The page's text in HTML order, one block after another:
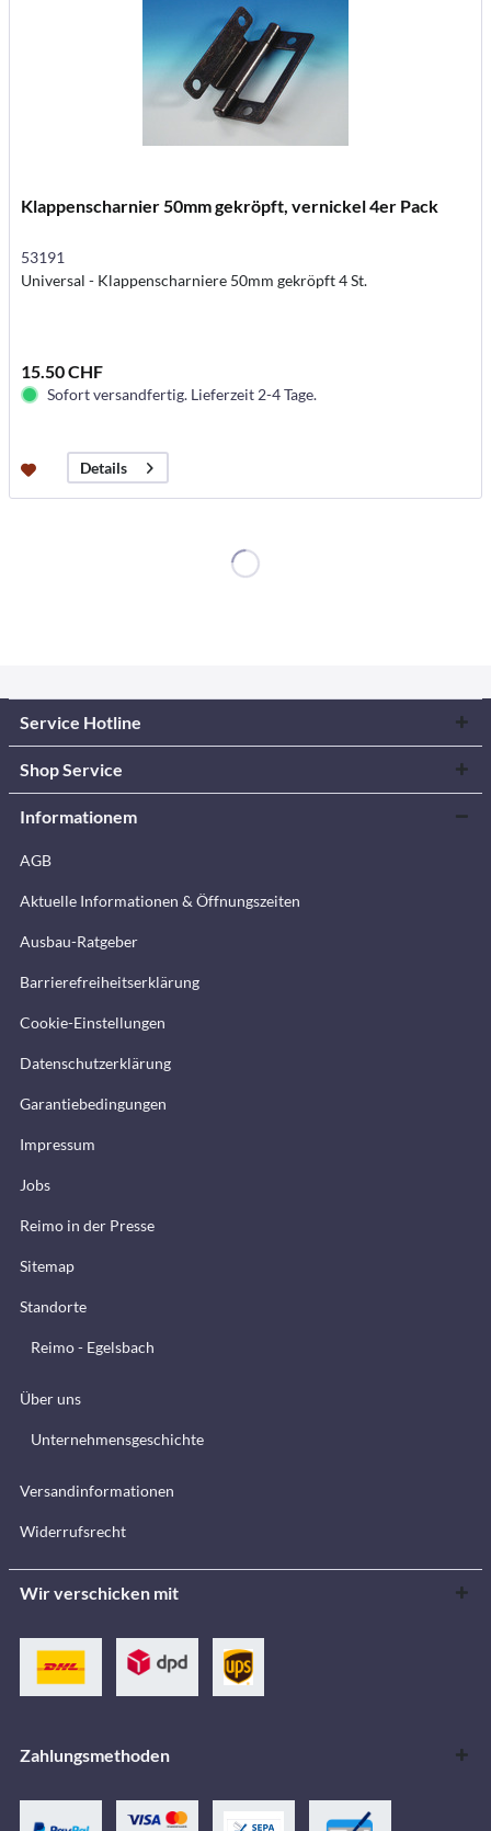
Klappenscharnier 50mm gekröpft, vernickel 4er Pack
53191
Universal - Klappenscharniere 50mm gekröpft 4 St.
15.50 CHF
Sofort versandfertig. Lieferzeit 2-4 Tage.
Details
Service Hotline
Shop Service
Informationem
AGB
Aktuelle Informationen & Öffnungszeiten
Ausbau-Ratgeber
Barrierefreiheitserklärung
Cookie-Einstellungen
Datenschutzerklärung
Garantiebedingungen
Impressum
Jobs
Reimo in der Presse
Sitemap
Standorte
Reimo - Egelsbach
Über uns
Unternehmensgeschichte
Versandinformationen
Widerrufsrecht
Wir verschicken mit
Zahlungsmethoden